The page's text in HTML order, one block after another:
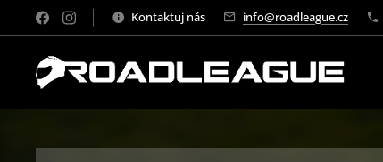
Kontaktuj nás info@roadleague.cz